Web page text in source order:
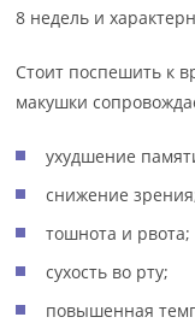
8 недель и
Стоит поспешить к
макушки
ухудшение
снижение
тошнота и рвота;
сухость во рту;
повышенная